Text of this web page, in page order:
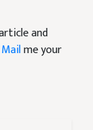
and
Mailme your